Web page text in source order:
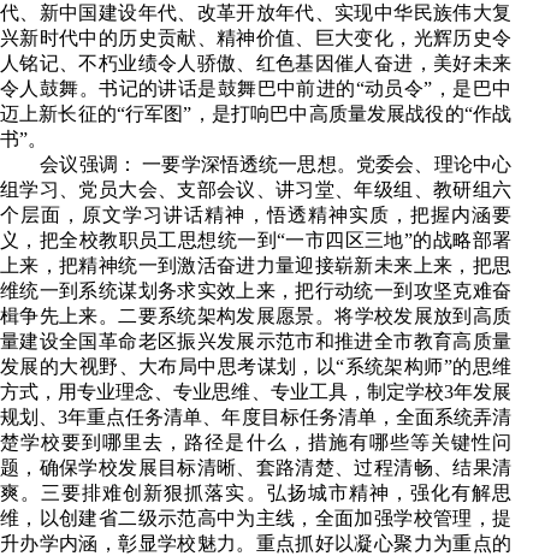
代、新中国建设年代、改革开放年代、实现中华民族伟大复
兴新时代中的历史贡献、精神价值、巨大变化，光辉历史令
人铭记、不朽业绩令人骄傲、红色基因催人奋进，美好未来
令人鼓舞。书记的讲话是鼓舞巴中前进的“动员令”，是巴中
迈上新长征的“行军图”，是打响巴中高质量发展战役的“作战
书”。
会议强调：
一要学深悟透统一思想。 党委会、理论中心
组学习、党员大会、支部会议、讲习堂、年级组、教研组六
个层面，原文学习讲话精神，悟透精神实质，把握内涵要
义，把全校教职员工思想统一到 “一市四区三地”的战略部署
上来，把精神统一到激活奋进力量迎接崭新未来上来，把思
维统一到系统谋划务求实效上来，把行动统一到攻坚克难奋
楫争先上来。
二要系统架构发展愿景。将学校发展放到高质
量建设全国革命老区振兴发展示范市和推进全市教育高质量
发展的大视野、大布局中思考谋划，以“系统架构师”的思维
方式，用专业理念、专业思维、专业工具，制定学校3年发展
规划、3年重点任务清单、年度目标任务清单，全面系统弄清
楚学校要到哪里去，路径是什么，措施有哪些等关键性问
题，确保学校发展目标清晰、套路清楚、过程清畅、结果清
爽。 三要排难创新狠抓落实。 弘扬城市精神，强化有解思
维，以创建省二级示范高中为主线，全面加强学校管理，提
升办学内涵，彰显学校魅力。重点抓好以凝心聚力为重点的